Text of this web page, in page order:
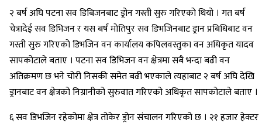
२ बर्ष अघि पटना सव डिबिजनबाट ड्रोन गस्ती सुरु गरिएको थियो । गत बर्ष
चेत्रादेई सव डिभिजन र यस बर्ष मोतिपुर सव डिभजिनबाट ड्रान प्रबिधिबाट वन
गस्ती सुरु गरिएको डिभजिन वन कार्यालय कपिलवस्तुका वन अधिकृत यादव
सापकोटाले बताए । पटना सव डिभिजन वन क्षेत्रमा सबै भन्दा बढी वन
अतिक्रमण छ भने चोरी निसकी समेत बढी भएकाले त्यहाबाट २ बर्ष अघि देखि
ड्रानबाट वन क्षेत्रको निग्रानीको सुरुवात गरिएको अधिकृत सापकोटाले बताए ।
६ सव डिभजिन रहेकोमा क्षेत्र तोकेर ड्रोन संचालन गरिएको छ । २१ हजार हेक्टर